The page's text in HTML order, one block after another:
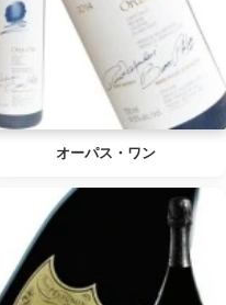
オーパス・ワン